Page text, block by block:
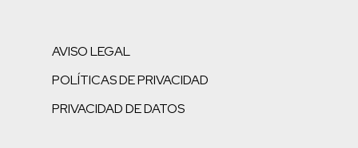
AVISO LEGAL
POLÍTICAS DE PRIVACIDAD
PRIVACIDAD DE DATOS